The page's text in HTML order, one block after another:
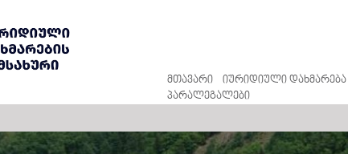
მთავარი იურიდიული დახმარება
პარალეგალები